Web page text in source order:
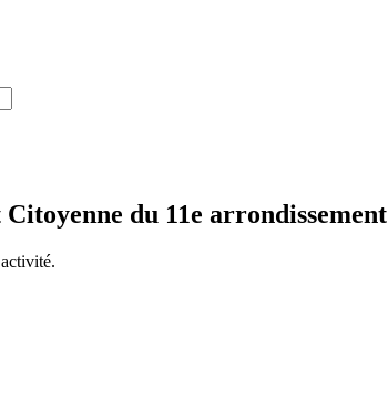
du 11e arrondissement